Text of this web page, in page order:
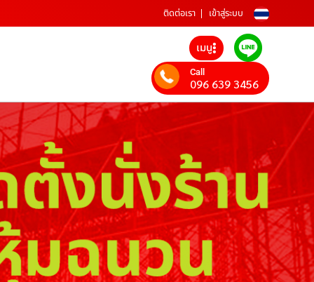
ติดต่อเรา เข้าสู่ระบบ
เมนู
Call
096 639 3456